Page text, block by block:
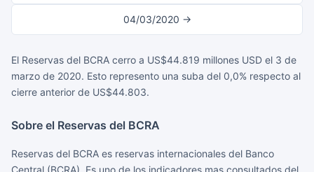
04/03/2020 →
El Reservas del BCRA cerro a US$44.819 millones USD el 3 de
marzo de 2020. Esto represento una suba del 0,0% respecto al
cierre anterior de US$44.803.
Sobre el Reservas del BCRA
Reservas del BCRA es reservas internacionales del Banco
Central (BCRA). Es uno de los indicadores mas consultados del